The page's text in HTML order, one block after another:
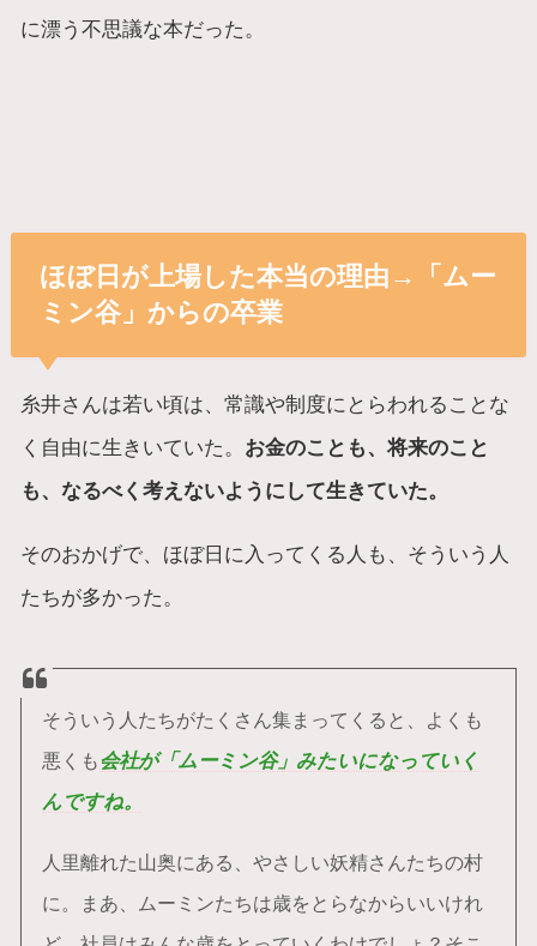
に漂う不思議な本だった。
ほぼ日が上場した本当の理由→「ムー
ミン谷」からの卒業
糸井さんは若い頃は、常識や制度にとらわれることな
く自由に生きいていた。 お金のことも、将来のこと
も、なるべく考えないようにして生きていた。
そのおかげで、ほぼ日に入ってくる人も、そういう人
たちが多かった。
そういう人たちがたくさん集まってくると、よくも
悪くも会社が「ムーミン谷」みたいになっていく
んですね。
人里離れた山奥にある、やさしい妖精さんたちの村
に。まあ、ムーミンたちは歳をとらなからいいけれ